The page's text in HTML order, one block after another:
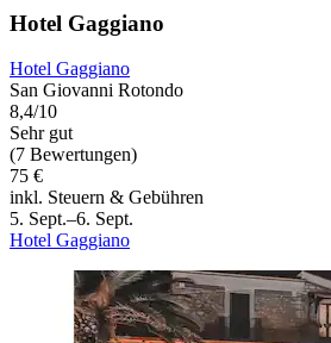
Hotel Gaggiano
Hotel Gaggiano
San Giovanni Rotondo
8,4/10
Sehr gut
(7 Bewertungen)
75 €
inkl. Steuern & Gebühren
5. Sept.–6. Sept.
Hotel Gaggiano